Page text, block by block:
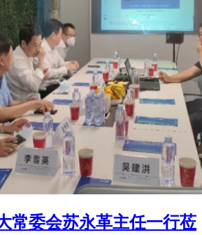
常委会苏永革主任一行莅